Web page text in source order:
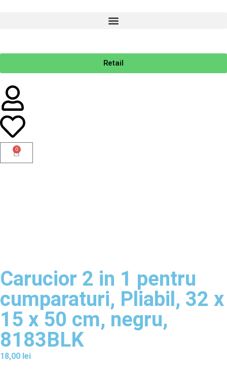
Retail
0
Carucior 2 in 1 pentru
cumparaturi, Pliabil, 32 x
15 x 50 cm, negru,
8183BLK
18,00 lei